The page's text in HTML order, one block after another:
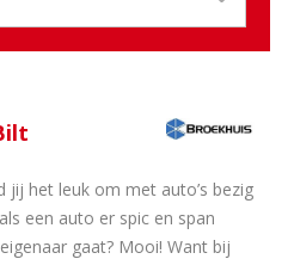
jij het leuk om met auto’s bezig
een auto er spic en span
gaat? Mooi! Want bij